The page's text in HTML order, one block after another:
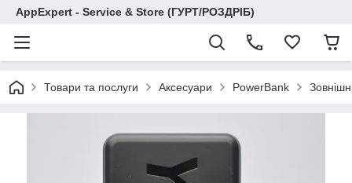
AppExpert - Service & Store (ГУРТ/РОЗДРІБ)
Товари та послуги Аксесуари PowerBank